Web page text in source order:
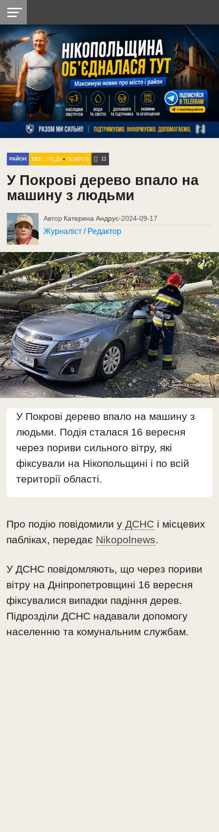
НІКОПОЛЬ
РАЙОН
СІЧЕСЛАВСЬКА
УКРАЇНА
РЕТРО
НІКОПОЛЬ
ЛАЙТ
УКРАЇНА
ДОПОМОГА
РАДІО
РАЙОН ТЕГ: ПОДІЇ •ПОКРОВ 11
У Покрові дерево впало на
машину з людьми
Автор Катерина Андрус-2024-09-17
Журналіст / Редактор
У Покрові дерево впало на машину з
людьми. Подія сталася 16 вересня
через пориви сильного вітру, які
фіксували на Нікопольщині і по всій
території області.
Про подію повідомили у ДСНС і місцевих
пабліках, передає Nikopolnews.
У ДСНС повідомляють, що через пориви
вітру на Дніпропетровщині 16 вересня
фіксувалися випадки падіння дерев.
Підрозділи ДСНС надавали допомогу
населенню та комунальним службам.